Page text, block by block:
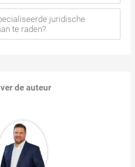
juridische
te raden?
de auteur